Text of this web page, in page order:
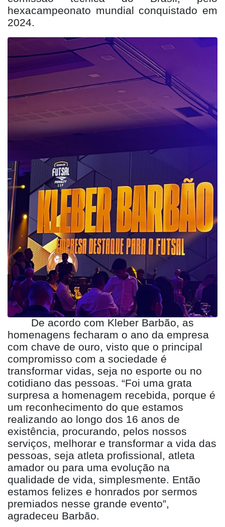
hexacampeonato mundial conquistado em
2024.
De acordo com Kleber Barbão, as
homenagens fecharam o ano da empresa
com chave de ouro, visto que o principal
compromisso com a sociedade é
transformar vidas, seja no esporte ou no
cotidiano das pessoas. “Foi uma grata
surpresa a homenagem recebida, porque é
um reconhecimento do que estamos
realizando ao longo dos 16 anos de
existência, procurando, pelos nossos
serviços, melhorar e transformar a vida das
pessoas, seja atleta profissional, atleta
amador ou para uma evolução na
qualidade de vida, simplesmente. Então
estamos felizes e honrados por sermos
premiados nesse grande evento”,
agradeceu Barbão.